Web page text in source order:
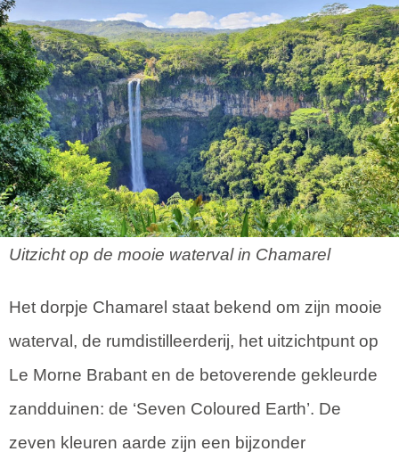
Uitzicht op de mooie waterval in Chamarel
Het dorpje Chamarel staat bekend om zijn mooie
waterval, de rumdistilleerderij, het uitzichtpunt op
Le Morne Brabant en de betoverende gekleurde
zandduinen: de ‘Seven Coloured Earth’. De
zeven kleuren aarde zijn een bijzonder